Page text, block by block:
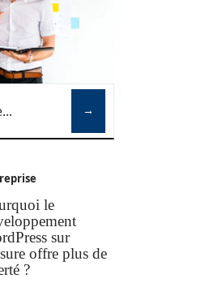
le
sur
offre plus de
?